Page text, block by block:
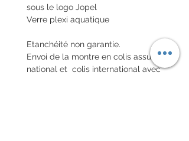
sous le logo Jopel
Verre plexi aquatique
Etanchéité non garantie.
Envoi de la montre en colis assuré
national et colis international avec